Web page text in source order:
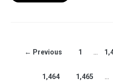
← Previous 1
1,464 1,465